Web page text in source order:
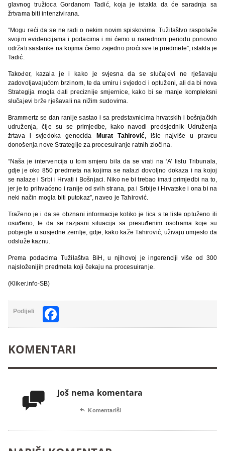
glavnog tružioca Gordanom Tadić, koja je istakla da će saradnja sa
žrtvama biti intenzivirana.
“Mogu reći da se ne radi o nekim novim spiskovima. Tužilaštvo raspolaže
svojim evidencijama i podacima i mi ćemo u narednom periodu ponovno
održati sastanke na kojima ćemo zajedno proći sve te predmete”, istakla je
Tadić.
Također, kazala je i kako je svjesna da se slučajevi ne rješavaju
zadovoljavajućom brzinom, te da umiru i svjedoci i optuženi, ali da bi nova
Strategija mogla dati preciznije smjernice, kako bi se manje kompleksni
slučajevi brže rješavali na nižim sudovima.
Brammertz se dan ranije sastao i sa predstavnicima hrvatskih i bošnjačkih
udruženja, čije su se primjedbe, kako navodi predsjednik Udruženja
žrtava i svjedoka genocida Murat Tahirović , išle najviše u pravcu
donošenja nove Strategije za procesuiranje ratnih zločina.
“Naša je intervencija u tom smjeru bila da se vrati na ‘A’ listu Tribunala,
gdje je oko 850 predmeta na kojima se nalazi dovoljno dokaza i na kojoj
se nalaze i Srbi i Hrvati i Bošnjaci. Niko ne bi trebao imati primjedbi na to,
jer je to prihvaćeno i ranije od svih strana, pa i Srbije i Hrvatske i ona bi na
neki način mogla biti putokaz”, naveo je Tahirović.
Traženo je i da se obznani informacije koliko je lica s te liste optuženo ili
osuđeno, te da se razjasni situacija sa presuđenim osobama koje su
pobjegle u susjedne zemlje, gdje, kako kaže Tahirović, uživaju umjesto da
odsluže kaznu.
Prema podacima Tužilaštva BiH, u njihovoj je ingerenciji više od 300
najsloženijih predmeta koji čekaju na procesuiranje.
(Kliker.info-SB)
Podijeli
KOMENTARI
 Još nema komentara
 Komentariši